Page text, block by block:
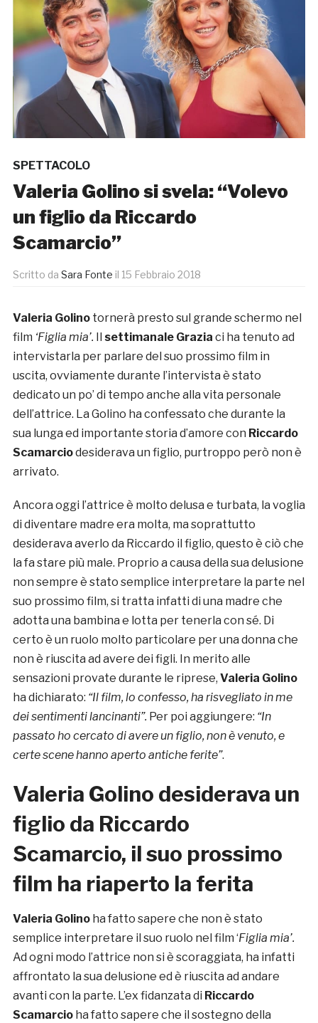
SPETTACOLO
Valeria Golino si svela: “Volevo
un figlio da Riccardo
Scamarcio”
Scritto da Sara Fonte il 15 Febbraio 2018
Valeria Golinotornerà presto sul grande schermo nel
film ‘Figlia mia’. settimanale Grazia ci ha tenuto ad
intervistarla per parlare del suo prossimo film in
uscita, ovviamente durante l’intervista è stato
dedicato un po’ di tempo anche alla vita personale
dell’attrice. La Golino ha confessato che durante la
sua lunga ed importante storia d’amore con Riccardo
Scamarciodesiderava un figlio, purtroppo però non è
arrivato.
Ancora oggi l’attrice è molto delusa e turbata, la voglia
di diventare madre era molta, ma soprattutto
desiderava averlo da Riccardo il figlio, questo è ciò che
la fa stare più male. Proprio a causa della sua delusione
non sempre è stato semplice interpretare la parte nel
suo prossimo film, si tratta infatti di una madre che
adotta una bambina e lotta per tenerla con sé. Di
certo è un ruolo molto particolare per una donna che
non è riuscita ad avere dei figli. In merito alle
sensazioni provate durante le riprese, Valeria Golino
ha dichiarato: “Il film, lo confesso, ha risvegliato in me
dei sentimenti lancinanti”. Per poi aggiungere: “In
passato ho cercato di avere un figlio, non è venuto, e
certe scene hanno aperto antiche ferite”.
Valeria Golino desiderava un
figlio da Riccardo
Scamarcio, il suo prossimo
film ha riaperto la ferita
Valeria Golinoha fatto sapere che non è stato
semplice interpretare il suo ruolo nel film ‘Figlia mia’.
Ad ogni modo l’attrice non si è scoraggiata, ha infatti
affrontato la sua delusione ed è riuscita ad andare
avanti con la parte. L’ex fidanzata di Riccardo
Scamarcioha fatto sapere che il sostegno della